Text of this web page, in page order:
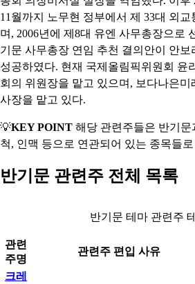
11월까지 노무현 정부에서 제 33대 외
며, 2006년에 제8대 유엔 사무총장으로
기문 사무총장 연임 추천 결의안이 안보
성공하였다. 현재 국제올림픽위원회 윤
회의 위원장을 맡고 있으며, 보다나은미
사장을 맡고 있다.
💡KEY POINT 해당 관련주들은 반기문
척, 인맥 등으로 연관되어 있는 종목들
반기문 관련주 전체 목록
반기문 테마 관련주
관련
주명
관련주 편입 사유
크레